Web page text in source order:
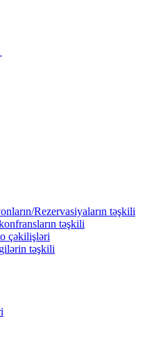
Rezervasiyaların təşkili
təşkili
çəkilişləri
təşkili